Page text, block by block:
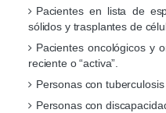
Pacientes en lista de
sólidos y trasplantes de
Pacientes oncológicos y
reciente o “activa”.
Personas con tuberculosis
Personas con